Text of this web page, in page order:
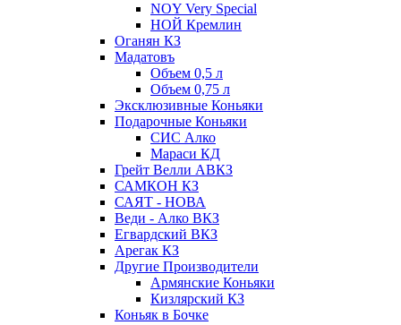
NOY Very Speсial
НОЙ Кремлин
Оганян КЗ
Мадатовъ
Объем 0,5 л
Объем 0,75 л
Эксклюзивные Коньяки
Подарочные Коньяки
СИС Алко
Мараси КД
Грейт Велли АВКЗ
САМКОН КЗ
САЯТ - НОВА
Веди - Алко ВКЗ
Егвардский ВКЗ
Арегак КЗ
Другие Производители
Армянские Коньяки
Кизлярский КЗ
Коньяк в Бочке